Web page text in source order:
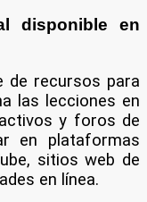
disponible en
de recursos para
las lecciones en
y foros de
en plataformas
sitios web de
en línea.